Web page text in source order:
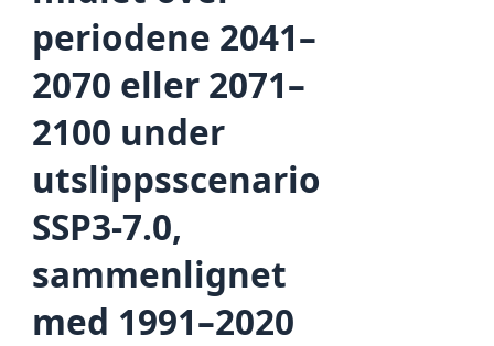
periodene 2041–
2070 eller 2071–
2100 under
utslippsscenario
SSP3-7.0,
sammenlignet
med 1991–2020